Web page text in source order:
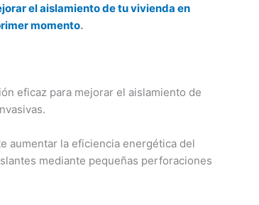
el aislamiento de tu vivienda en
momento.
eficaz para mejorar el aislamiento de
aumentar la eficiencia energética del
mediante pequeñas perforaciones